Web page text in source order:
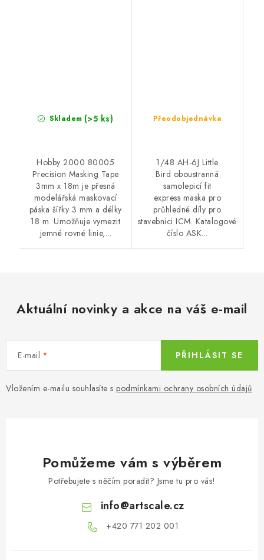
Skladem (>5 ks)
Hobby 2000 80005
Precision Masking Tape
3mm x 18m je přesná
modelářská maskovací
páska šířky 3 mm a délky
18 m. Umožňuje vymezit
jemné rovné linie,...
Přeodobjednávka
1/48 AH-6J Little
Bird oboustranná
samolepicí fit
express maska pro
průhledné díly pro
stavebnici ICM. Katalogové
číslo ASK...
Aktuální novinky a akce na váš e-mail
E-mail
Vložením e-mailu souhlasíte s podmínkami ochrany osobních údajů
PŘIHLÁSIT SE
Pomůžeme vám s výběrem
Potřebujete s něčím poradit? Jsme tu pro vás!
info@artscale.cz
+420 771 202 001​